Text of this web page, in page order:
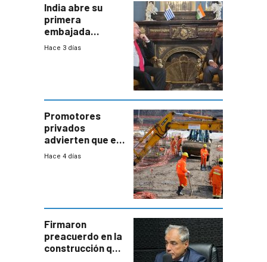
India abre su
primera
embajada
residente en
enorme
potencial
Hace 3 días
Promotores
privados
advierten que el
nuevo convenio
a revisar
proyectos
Hace 4 días
Firmaron
preacuerdo en la
construcción que